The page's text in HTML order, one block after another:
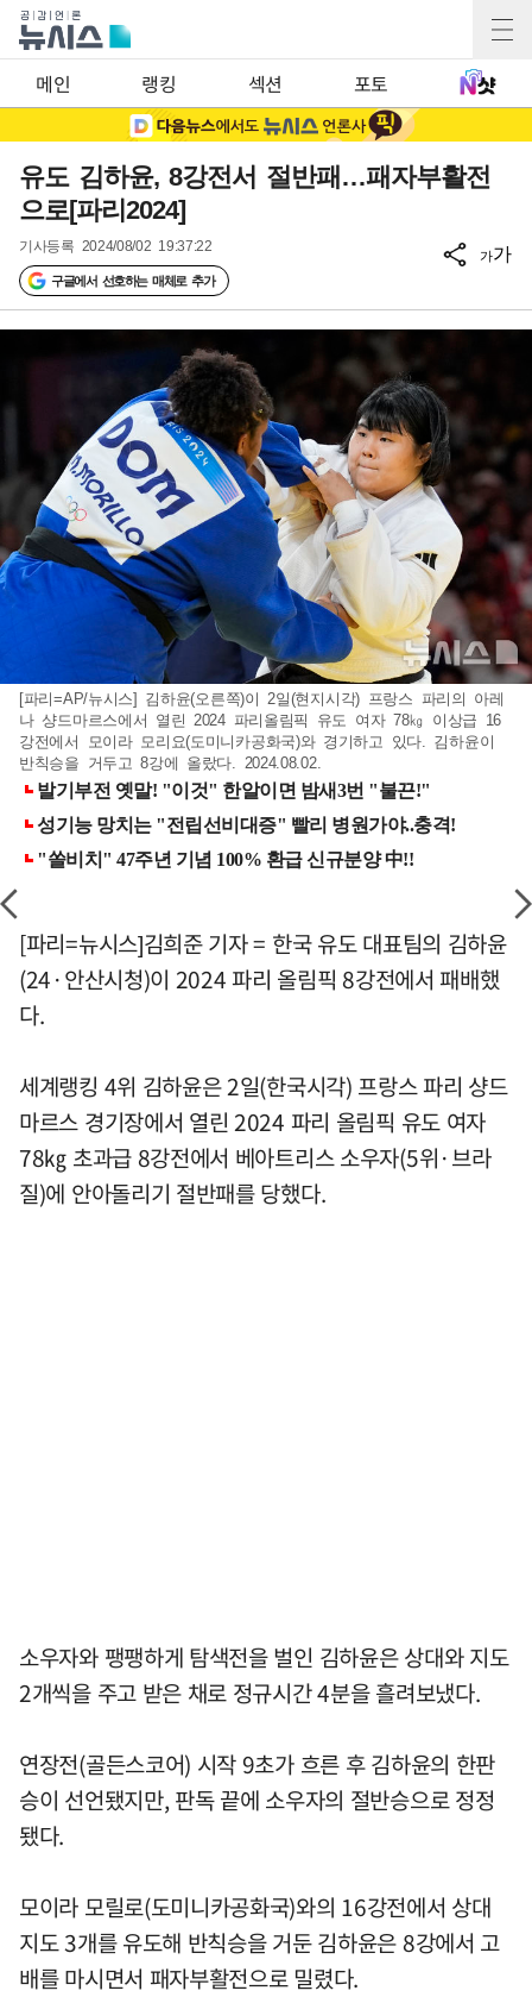
메인 랭킹 섹션 포토
유도 김하윤, 8강전서 절반패…패자부활전
으로[파리2024]
기사등록 2024/08/02 19:37:22
구글에서 선호하는 매체로 추가
가가
[파리=AP/뉴시스] 김하윤(오른쪽)이 2일(현지시각) 프랑스 파리의 아레
나 샹드마르스에서 열린 2024 파리올림픽 유도 여자 78㎏ 이상급 16
강전에서 모이라 모리요(도미니카공화국)와 경기하고 있다. 김하윤이
반칙승을 거두고 8강에 올랐다. 2024.08.02.
[파리=뉴시스]김희준 기자 = 한국 유도 대표팀의 김하윤
(24·안산시청)이 2024 파리 올림픽 8강전에서 패배했
다.
세계랭킹 4위 김하윤은 2일(한국시각) 프랑스 파리 샹드
마르스 경기장에서 열린 2024 파리 올림픽 유도 여자
78㎏ 초과급 8강전에서 베아트리스 소우자(5위·브라
질)에 안아돌리기 절반패를 당했다.
소우자와 팽팽하게 탐색전을 벌인 김하윤은 상대와 지도
2개씩을 주고 받은 채로 정규시간 4분을 흘려보냈다.
연장전(골든스코어) 시작 9초가 흐른 후 김하윤의 한판
승이 선언됐지만, 판독 끝에 소우자의 절반승으로 정정
됐다.
모이라 모릴로(도미니카공화국)와의 16강전에서 상대
지도 3개를 유도해 반칙승을 거둔 김하윤은 8강에서 고
배를 마시면서 패자부활전으로 밀렸다.